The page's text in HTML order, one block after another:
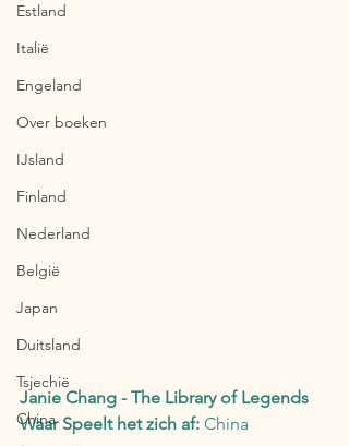
Estland
Italië
Engeland
Over boeken
IJsland
Finland
Nederland
België
Japan
Duitsland
Tsjechië
China
Janie Chang - The Library of Legends
Waar Speelt het zich af: China